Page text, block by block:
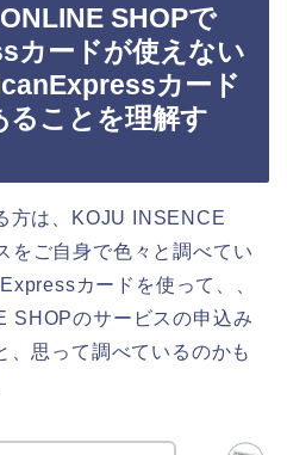
SHOPで
カードが使えない
カード
ることを理解す
方は、KOJU INSENCE
をご自身で色々と調べてい
カードを使って、、
SHOPのサービスの申込み
、思って調べているのかも